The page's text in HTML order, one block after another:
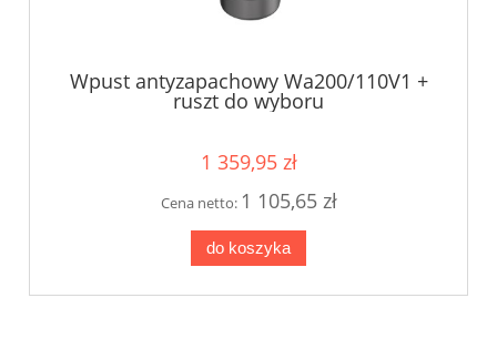
Wpust antyzapachowy Wa200/110V1 +
ruszt do wyboru
1 359,95 zł
Cena netto: 1 105,65 zł
do koszyka